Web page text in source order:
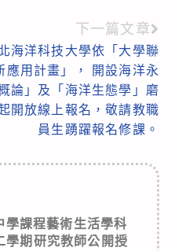
下一篇文章
海洋科技大學依「大學聯
應用計畫」， 開設海洋永
論」及「海洋生態學」磨
開放線上報名，敬請教職
員生踴躍報名修課。
學課程藝術生活學科
學期研究教師公開授